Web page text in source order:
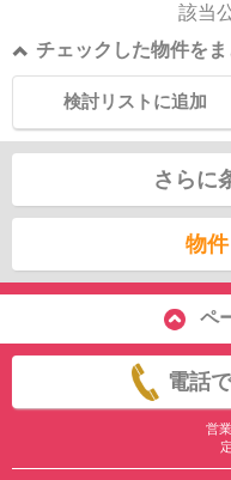
該当
チェックした物件を
検討リストに追加
さらに
物
ペ
電話
営